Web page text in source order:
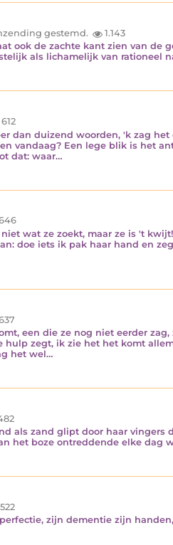
gestemd.
1.143
ook de zachte kant zien van
als lichamelijk van rationeel
dan duizend woorden, 'k zag
vandaag? Een lege blik is het
dat: waar…
wat ze zoekt, maar ze is 't
doe iets ik pak haar hand en
een die ze nog niet eerder
zegt, ik zie het het komt
het wel…
als zand glipt door haar
het boze ontreddende elke dag
zijn dementie zijn